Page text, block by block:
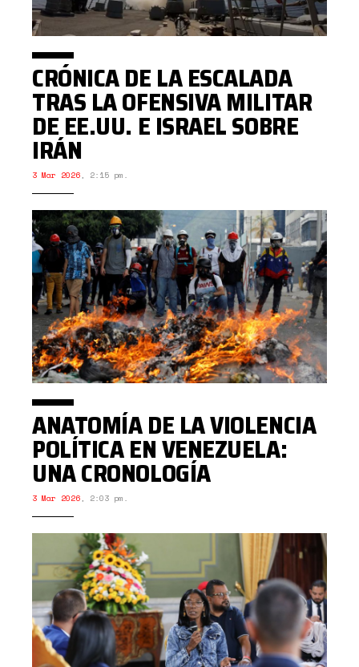
CRÓNICA DE LA ESCALADA
TRAS LA OFENSIVA MILITAR
DE EE.UU. E ISRAEL SOBRE
IRÁN
3 Mar 2026, 2:15 pm.
ANATOMÍA DE LA VIOLENCIA
POLÍTICA EN VENEZUELA:
UNA CRONOLOGÍA
3 Mar 2026, 2:03 pm.